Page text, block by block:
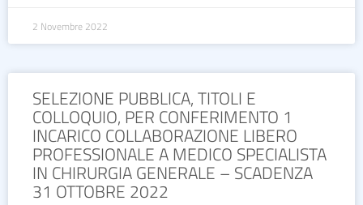
2 Novembre 2022
SELEZIONE PUBBLICA, TITOLI E
COLLOQUIO, PER CONFERIMENTO 1
INCARICO COLLABORAZIONE LIBERO
PROFESSIONALE A MEDICO SPECIALISTA
IN CHIRURGIA GENERALE – SCADENZA
31 OTTOBRE 2022